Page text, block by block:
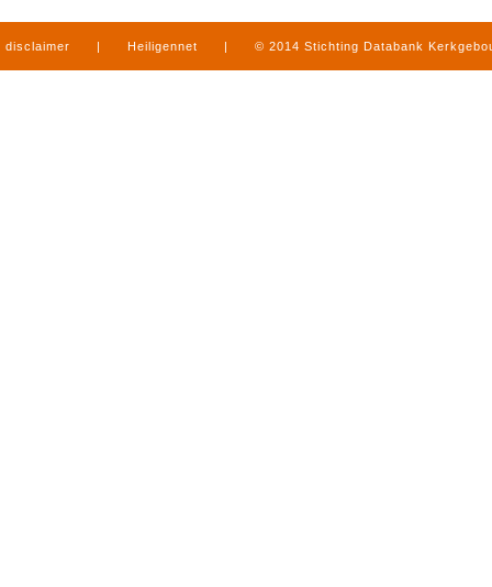
disclaimer | Heiligennet | © 2014 Stichting Databank